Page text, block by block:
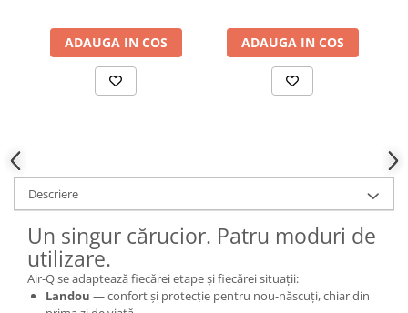
ADAUGA IN COS ADAUGA IN COS
Descriere
Un singur cărucior. Patru moduri de
utilizare.
Air-Q se adaptează fiecărei etape și fiecărei situații:
Landou — confort și protecție pentru nou-născuți, chiar din